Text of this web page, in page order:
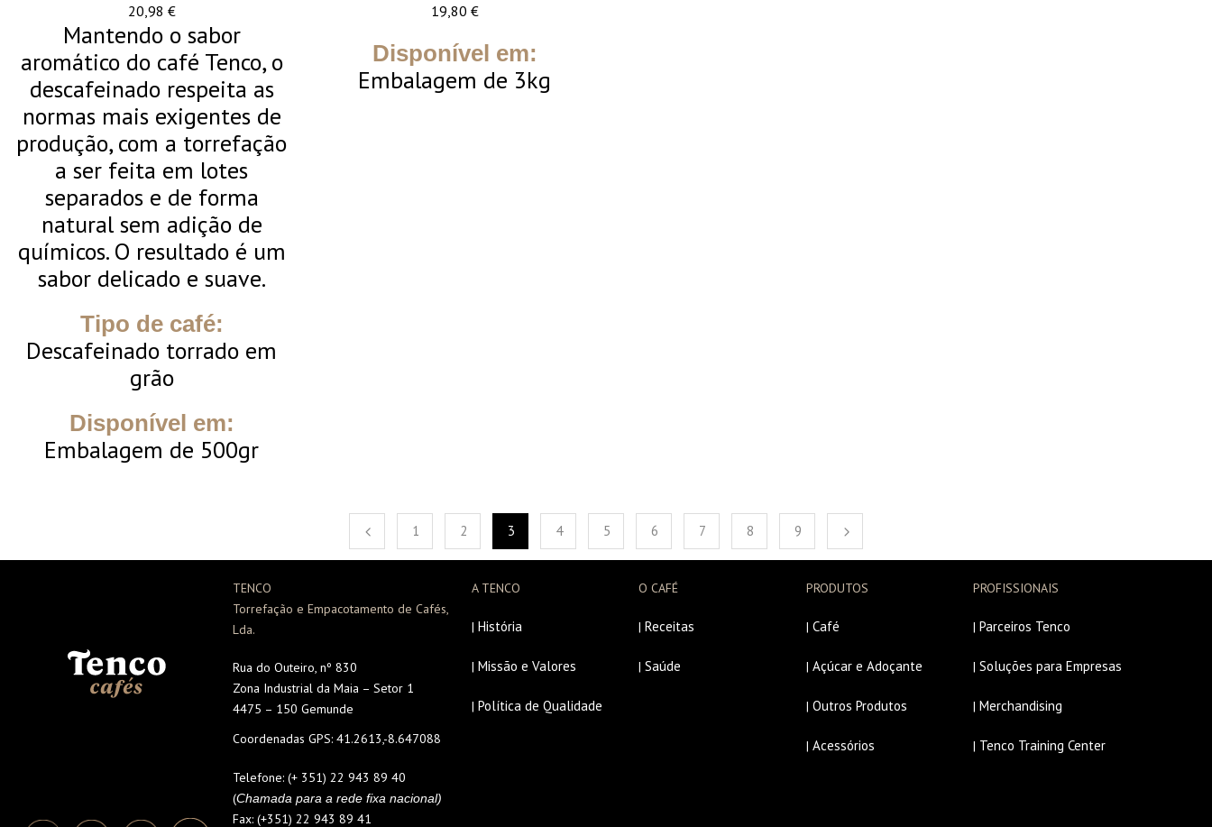
20,98 €
Mantendo o sabor
aromático do café Tenco, o
descafeinado respeita as
normas mais exigentes de
produção, com a torrefação
a ser feita em lotes
separados e de forma
natural sem adição de
químicos. O resultado é um
sabor delicado e suave.
Tipo de café:
Descafeinado torrado em
grão
Disponível em:
Embalagem de 500gr
19,80 €
Disponível em:
Embalagem de 3kg
1 2 3 4 5 6 7 8 9
TENCO
Torrefação e Empacotamento de Cafés,
Lda.
Rua do Outeiro, nº 830
Zona Industrial da Maia – Setor 1
4475 – 150 Gemunde
Coordenadas GPS: 41.2613,-8.647088
Telefone: (+ 351) 22 943 89 40
(Chamada para a rede fixa nacional)
Fax: (+351) 22 943 89 41
A TENCO
|História
|Missão e Valores
|Política de Qualidade
O CAFÉ
|Receitas
|Saúde
PRODUTOS
| Café
| Açúcar e Adoçante
| Outros Produtos
| Acessórios
PROFISSIONAIS
|Parceiros Tenco
|Soluções para Empresas
|Merchandising
| Tenco Training Center